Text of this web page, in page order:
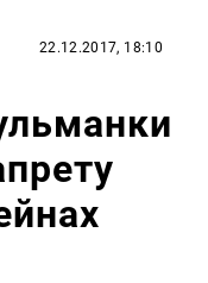
22.12.2017, 18:10